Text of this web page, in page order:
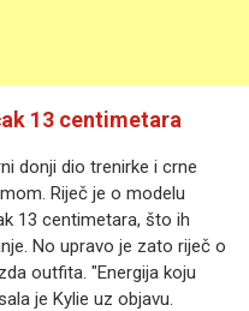
13 centimetara
donji dio trenirke i crne
Riječ je o modelu
13 centimetara, što ih
No upravo je zato riječ o
outfita. "Energija koju
je Kylie uz objavu.